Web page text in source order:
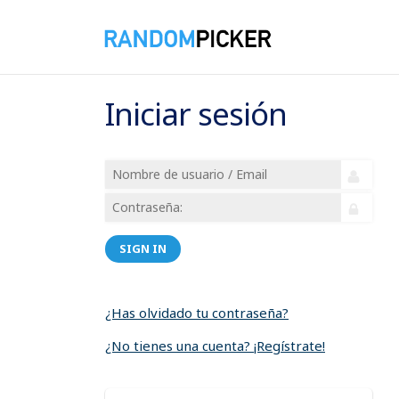
Iniciar sesión
SIGN IN
¿Has olvidado tu contraseña?
¿No tienes una cuenta? ¡Regístrate!